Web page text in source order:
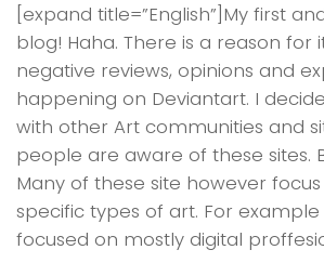
[expand title=”English”]My first
blog! Haha. There is a reason for
negative reviews, opinions and
happening on Deviantart. I
with other Art communities and
people are aware of these sites.
Many of these site however
specific types of art. For example
focused on mostly digital